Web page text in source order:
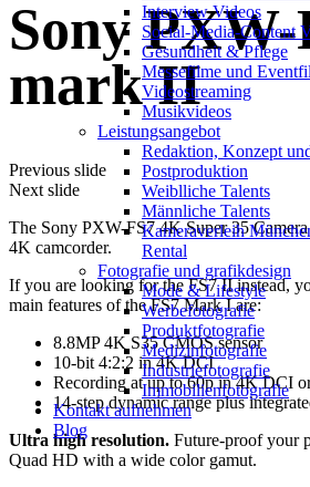
Interview Videos
Social-Media-Content
Gesundheit & Pflege
Mes­se­filme und
Video­strea­ming
Musikvideos
Leis­tungs­an­ge­bot
Redak­ti­on, Kon­zept
Post­pro­duk­ti­on
Weiblliche Talents
Männliche Talents
Kameraverleih
Rental
Fotografie und grafikdesign
Mode & Lifestyle
Werbefotografie
Produktfotografie
Medizinfotografie
Industriefotografie
Immobilienfotografie
Kontakt aufnehmen
Blog
Sony PXW-
mark II
Previous slide
Next slide
The Sony PXW-FS7 4K Super 35
4K camcorder.
If you are looking for the FS7 II instead,
main features of the FS7 Mark I are:
8.8MP 4K S35 CMOS sensor
10-bit 4:2:2 in 4K DCI
Recording at up to 60p in 4K DCI
14-step dynamic range plus
Ultra high resolution. Future-proof your
Quad HD with a wide color gamut.